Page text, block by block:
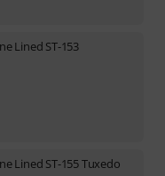
Lined ST-153
Lined ST-155 Tuxedo